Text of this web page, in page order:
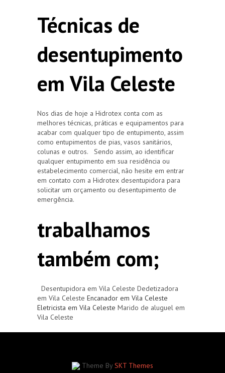
Técnicas de
desentupimento
em Vila Celeste
Nos dias de hoje a Hidrotex conta com as
melhores técnicas, práticas e equipamentos para
acabar com qualquer tipo de entupimento, assim
como entupimentos de pias, vasos sanitários,
colunas e outros. Sendo assim, ao identificar
qualquer entupimento em sua residência ou
estabelecimento comercial, não hesite em entrar
em contato com a Hidrotex desentupidora para
solicitar um orçamento ou desentupimento de
emergência.
trabalhamos
também com;
Desentupidora em Vila Celeste Dedetizadora
em Vila Celeste Encanador em Vila Celeste
Eletricista em Vila Celeste Marido de aluguel em
Vila Celeste
Theme By SKT Themes